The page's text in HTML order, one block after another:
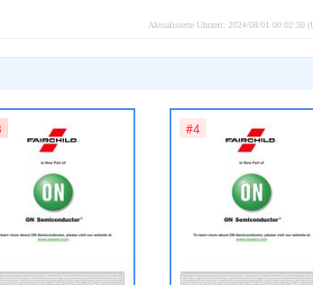
Aktualisierte Uhrzeit: 2024/08/01 00:02:30
#4